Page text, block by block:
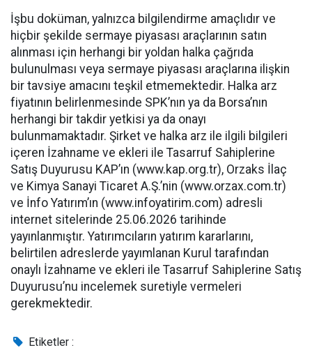
İşbu doküman, yalnızca bilgilendirme amaçlıdır ve
hiçbir şekilde sermaye piyasası araçlarının satın
alınması için herhangi bir yoldan halka çağrıda
bulunulması veya sermaye piyasası araçlarına ilişkin
bir tavsiye amacını teşkil etmemektedir. Halka arz
fiyatının belirlenmesinde SPK’nın ya da Borsa’nın
herhangi bir takdir yetkisi ya da onayı
bulunmamaktadır. Şirket ve halka arz ile ilgili bilgileri
içeren İzahname ve ekleri ile Tasarruf Sahiplerine
Satış Duyurusu KAP’ın (www.kap.org.tr), Orzaks İlaç
ve Kimya Sanayi Ticaret A.Ş.’nin (www.orzax.com.tr)
ve İnfo Yatırım’ın (www.infoyatirim.com) adresli
internet sitelerinde 25.06.2026 tarihinde
yayınlanmıştır. Yatırımcıların yatırım kararlarını,
belirtilen adreslerde yayımlanan Kurul tarafından
onaylı İzahname ve ekleri ile Tasarruf Sahiplerine Satış
Duyurusu’nu incelemek suretiyle vermeleri
gerekmektedir.
Etiketler :